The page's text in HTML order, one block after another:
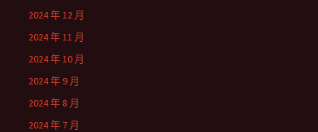
2024 年 12 月
2024 年 11 月
2024 年 10 月
2024 年 9 月
2024 年 8 月
2024 年 7 月